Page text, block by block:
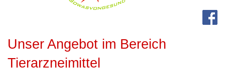
Unser Angebot im Bereich
Tierarzneimittel